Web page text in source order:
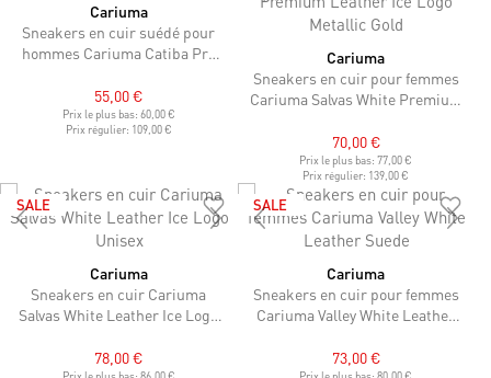
Cariuma
Sneakers en cuir suédé pour
hommes Cariuma Catiba Pro
55,00 €
Prix le plus bas: 60,00 €
Prix régulier: 109,00 €
Cariuma
Sneakers en cuir pour femmes
Cariuma Salvas White Premium
70,00 €
Prix le plus bas:77,00 €
Prix régulier: 139,00 €
SALE
Cariuma
Sneakers en cuir Cariuma
Salvas White Leather Ice Logo
78,00 €
SALE
Cariuma
Sneakers en cuir pour femmes
Cariuma Valley White Leather
73,00 €